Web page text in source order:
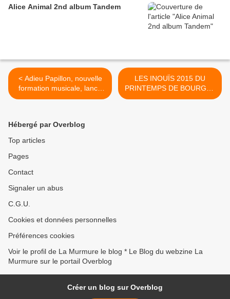
Alice Animal 2nd album Tandem
< Adieu Papillon, nouvelle
formation musicale, lance
un projet novateur appelé «
LES INOUÏS 2015 DU
PRINTEMPS DE BOURGES
CREDIT MUTUEL
Hébergé par Overblog
Top articles
Pages
Contact
Signaler un abus
C.G.U.
Cookies et données personnelles
Préférences cookies
Voir le profil de La Murmure le blog * Le Blog du webzine La
Murmure sur le portail Overblog
Créer un blog sur Overblog